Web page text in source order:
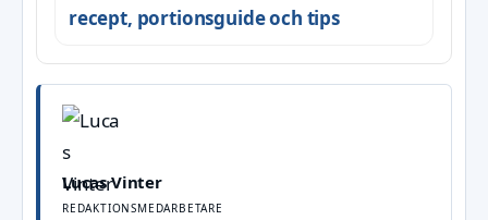
recept, portionsguide och tips
Lucas Vinter
REDAKTIONSMEDARBETARE